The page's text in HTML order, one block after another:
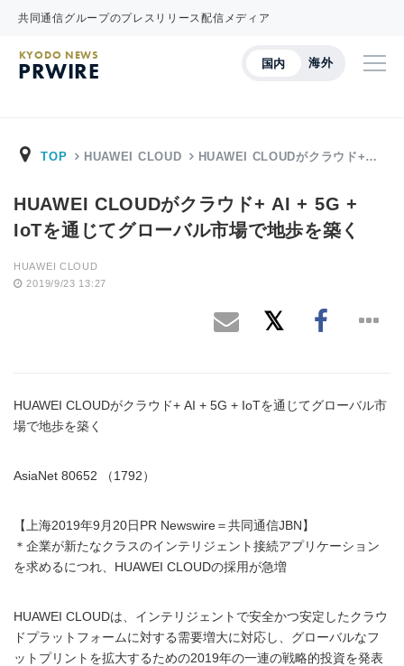
共同通信グループのプレスリリース配信メディア
国内 海外
KYODO NEWS
PRWIRE
TOP HUAWEI CLOUD HUAWEI CLOUDがクラウド+…
HUAWEI CLOUDがクラウド+ AI + 5G +
IoTを通じてグローバル市場で地歩を築く
HUAWEI CLOUD
2019/9/23 13:27
HUAWEI CLOUDがクラウド+ AI + 5G + IoTを通じてグローバル市
場で地歩を築く
AsiaNet 80652 （1792）
【上海2019年9月20日PR Newswire＝共同通信JBN】
＊企業が新たなクラスのインテリジェント接続アプリケーション
を求めるにつれ、HUAWEI CLOUDの採用が急増
HUAWEI CLOUDは、インテリジェントで安全かつ安定したクラウ
ドプラットフォームに対する需要増大に対応し、グローバルなフ
ットプリントを拡大するための2019年の一連の戦略的投資を発表